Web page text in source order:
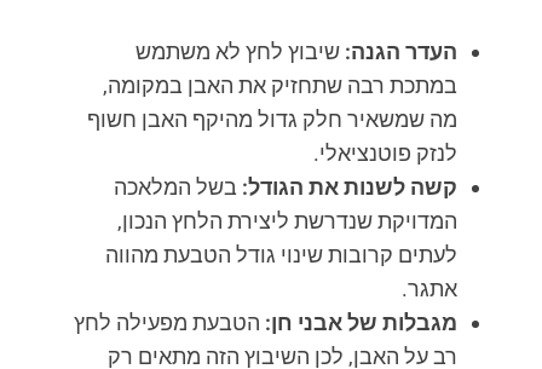
העדר הגנה: שיבוץ לחץ לא משתמש
במתכת רבה שתחזיק את האבן במקומה,
מה שמשאיר חלק גדול מהיקף האבן חשוף
לנזק פוטנציאלי.
קשה לשנות את הגודל: בשל המלאכה
המדויקת שנדרשת ליצירת הלחץ הנכון,
לעתים קרובות שינוי גודל הטבעת מהווה
אתגר.
מגבלות של אבני חן: הטבעת מפעילה לחץ
רב על האבן, לכן השיבוץ הזה מתאים רק